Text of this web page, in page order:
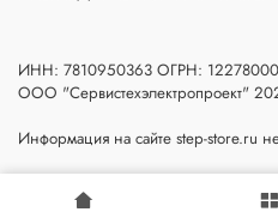
ИНН: 7810950363 ОГРН:
ООО "Сервистехэлектропроект"
Информация на сайте step-store.ru